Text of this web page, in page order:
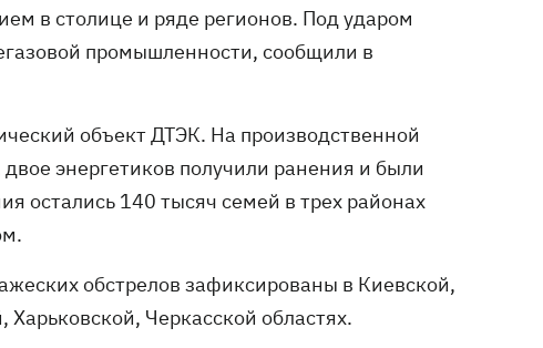
в столице и ряде регионов. Под ударом
промышленности, сообщили в
объект ДТЭК. На производственной
энергетиков получили ранения и были
остались 140 тысяч семей в трех районах
обстрелов зафиксированы в Киевской,
Черкасской областях.